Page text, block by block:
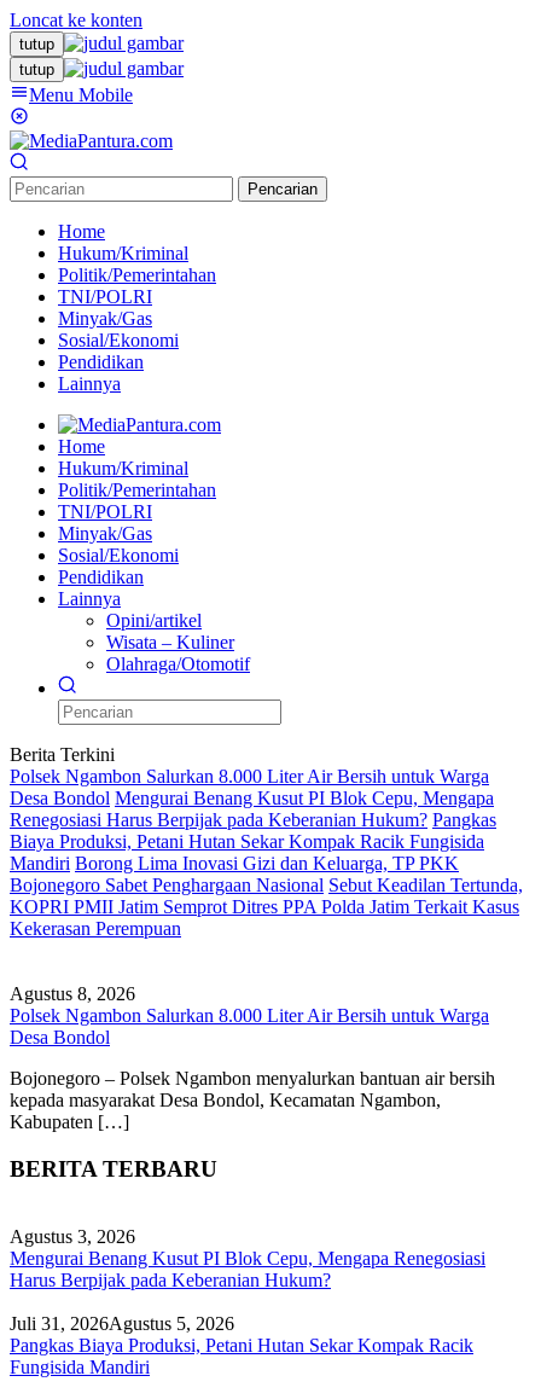
Loncat ke konten
tutup
tutup
Menu Mobile
Pencarian
Home
Hukum/Kriminal
Politik/Pemerintahan
TNI/POLRI
Minyak/Gas
Sosial/Ekonomi
Pendidikan
Lainnya
Home
Hukum/Kriminal
Politik/Pemerintahan
TNI/POLRI
Minyak/Gas
Sosial/Ekonomi
Pendidikan
Lainnya
Opini/artikel
Wisata – Kuliner
Olahraga/Otomotif
Berita Terkini
Polsek Ngambon Salurkan 8.000 Liter Air Bersih untuk Warga
Desa Bondol Mengurai Benang Kusut PI Blok Cepu, Mengapa
Renegosiasi Harus Berpijak pada Keberanian Hukum? Pangkas
Biaya Produksi, Petani Hutan Sekar Kompak Racik Fungisida
Mandiri Borong Lima Inovasi Gizi dan Keluarga, TP PKK
Bojonegoro Sabet Penghargaan Nasional Sebut Keadilan Tertunda,
KOPRI PMII Jatim Semprot Ditres PPA Polda Jatim Terkait Kasus
Kekerasan Perempuan
Agustus 8, 2026
Polsek Ngambon Salurkan 8.000 Liter Air Bersih untuk Warga
Desa Bondol
Bojonegoro – Polsek Ngambon menyalurkan bantuan air bersih
kepada masyarakat Desa Bondol, Kecamatan Ngambon,
Kabupaten […]
BERITA TERBARU
Agustus 3, 2026
Mengurai Benang Kusut PI Blok Cepu, Mengapa Renegosiasi
Harus Berpijak pada Keberanian Hukum?
Juli 31, 2026Agustus 5, 2026
Pangkas Biaya Produksi, Petani Hutan Sekar Kompak Racik
Fungisida Mandiri